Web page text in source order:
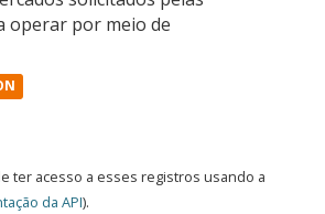
operar por meio de
ter acesso a esses registros usando a
da API).